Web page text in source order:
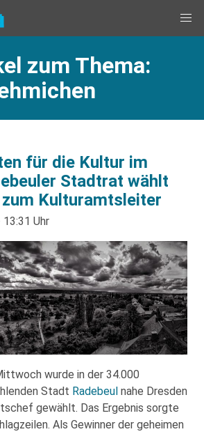
zum Thema:
für die Kultur im
Stadtrat wählt
Kulturamtsleiter
13:31 Uhr
wurde in der 34.000
Stadt Radebeul nahe Dresden
gewählt. Das Ergebnis sorgte
Als Gewinner der geheimen